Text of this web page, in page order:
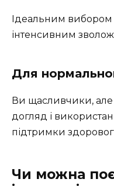
Ідеальним вибором
інтенсивним
Для
Ви щасливчики, але
догляд і
підтримки
Чи можна